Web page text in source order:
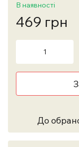
В наявності
469 грн
До